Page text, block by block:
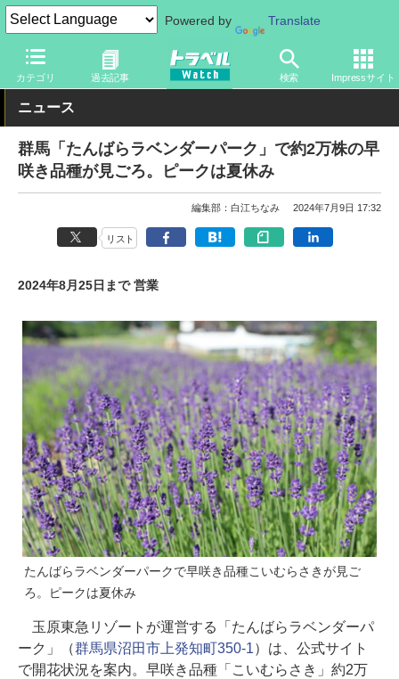
Powered by Translate
カテゴリ 過去記事 検索 Impressサイト
トラベル Watch 旅の情報 観光地 観光スポット
ニュース
群馬「たんばらラベンダーパーク」で約2万株の早
咲き品種が見ごろ。ピークは夏休み
編集部：白江ちなみ 2024年7月9日 17:32
リスト
2024年8月25日まで 営業
たんばらラベンダーパークで早咲き品種こいむらさきが見ご
ろ。ピークは夏休み
玉原東急リゾートが運営する「たんばらラベンダーパ
ーク」（群馬県沼田市上発知町350-1）は、公式サイト
で開花状況を案内。早咲き品種「こいむらさき」約2万